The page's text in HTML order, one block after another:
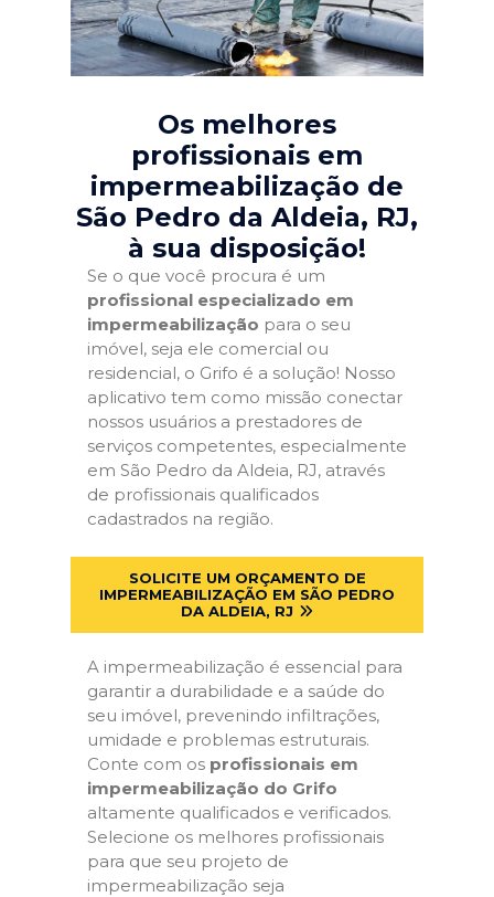
Os melhores
profissionais em
impermeabilização de
São Pedro da Aldeia, RJ,
à sua disposição!
Se o que você procura é um
profissional especializado em
impermeabilização para o seu
imóvel, seja ele comercial ou
residencial, o Grifo é a solução! Nosso
aplicativo tem como missão conectar
nossos usuários a prestadores de
serviços competentes, especialmente
em São Pedro da Aldeia, RJ, através
de profissionais qualificados
cadastrados na região.
SOLICITE UM ORÇAMENTO DE
IMPERMEABILIZAÇÃO EM SÃO PEDRO
DA ALDEIA, RJ
A impermeabilização é essencial para
garantir a durabilidade e a saúde do
seu imóvel, prevenindo infiltrações,
umidade e problemas estruturais.
Conte com os profissionais em
impermeabilização do Grifo
altamente qualificados e verificados.
Selecione os melhores profissionais
para que seu projeto de
impermeabilização seja